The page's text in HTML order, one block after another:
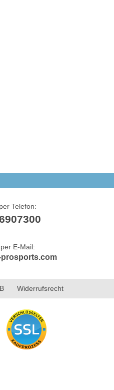
Telefon:
E-Mail:
Widerrufsrecht